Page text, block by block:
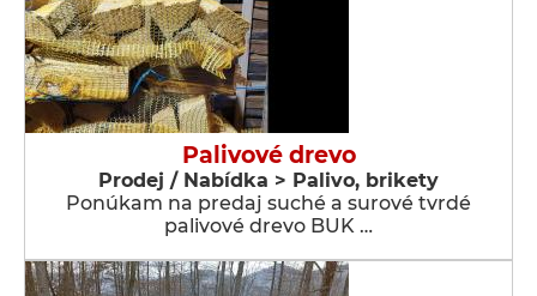
Palivové drevo
Prodej / Nabídka > Palivo, brikety
Ponúkam na predaj suché a surové tvrdé
palivové drevo BUK …